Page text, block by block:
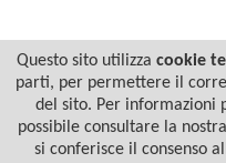
Questo sito utilizza cookie
parti, per permettere il
del sito. Per informazioni
possibile consultare la nostra
si conferisce il consenso